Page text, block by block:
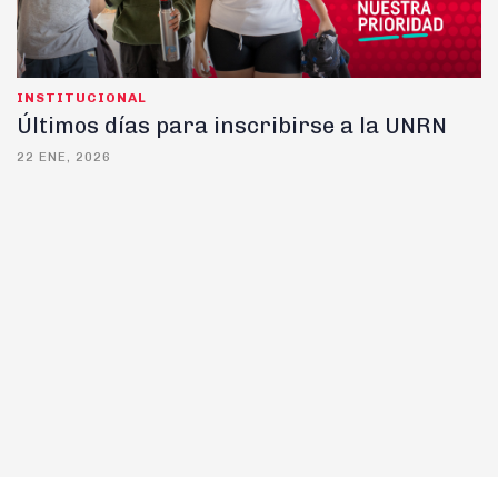
INSTITUCIONAL
Últimos días para inscribirse a la UNRN
22 ENE, 2026